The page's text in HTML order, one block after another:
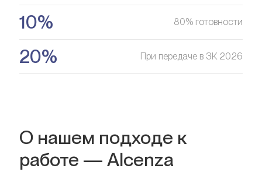
10% 80% готовности
20% При передаче в 3К 2026
О нашем подходе к
работе — Alcenza